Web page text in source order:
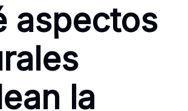
aspectos
la